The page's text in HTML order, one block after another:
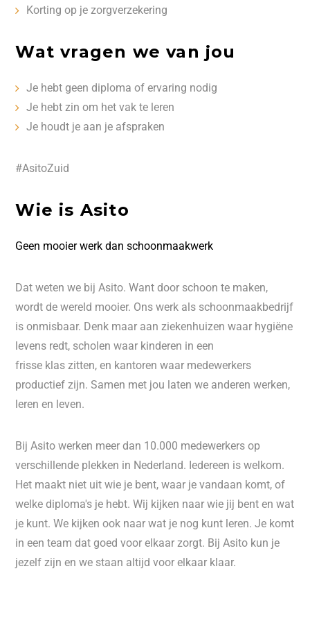
Korting op je zorgverzekering
Wat vragen we van jou
Je hebt geen diploma of ervaring nodig
Je hebt zin om het vak te leren
Je houdt je aan je afspraken
#AsitoZuid
Wie is Asito
Geen mooier werk dan schoonmaakwerk
Dat weten we bij Asito. Want door schoon te maken,
wordt de wereld mooier. Ons werk als schoonmaakbedrijf
is onmisbaar. Denk maar aan ziekenhuizen waar hygiëne
levens redt, scholen waar kinderen in een
frisse klas zitten, en kantoren waar medewerkers
productief zijn. Samen met jou laten we anderen werken,
leren en leven.
Bij Asito werken meer dan 10.000 medewerkers op
verschillende plekken in Nederland. Iedereen is welkom.
Het maakt niet uit wie je bent, waar je vandaan komt, of
welke diploma's je hebt. Wij kijken naar wie jij bent en wat
je kunt. We kijken ook naar wat je nog kunt leren. Je komt
in een team dat goed voor elkaar zorgt. Bij Asito kun je
jezelf zijn en we staan altijd voor elkaar klaar.